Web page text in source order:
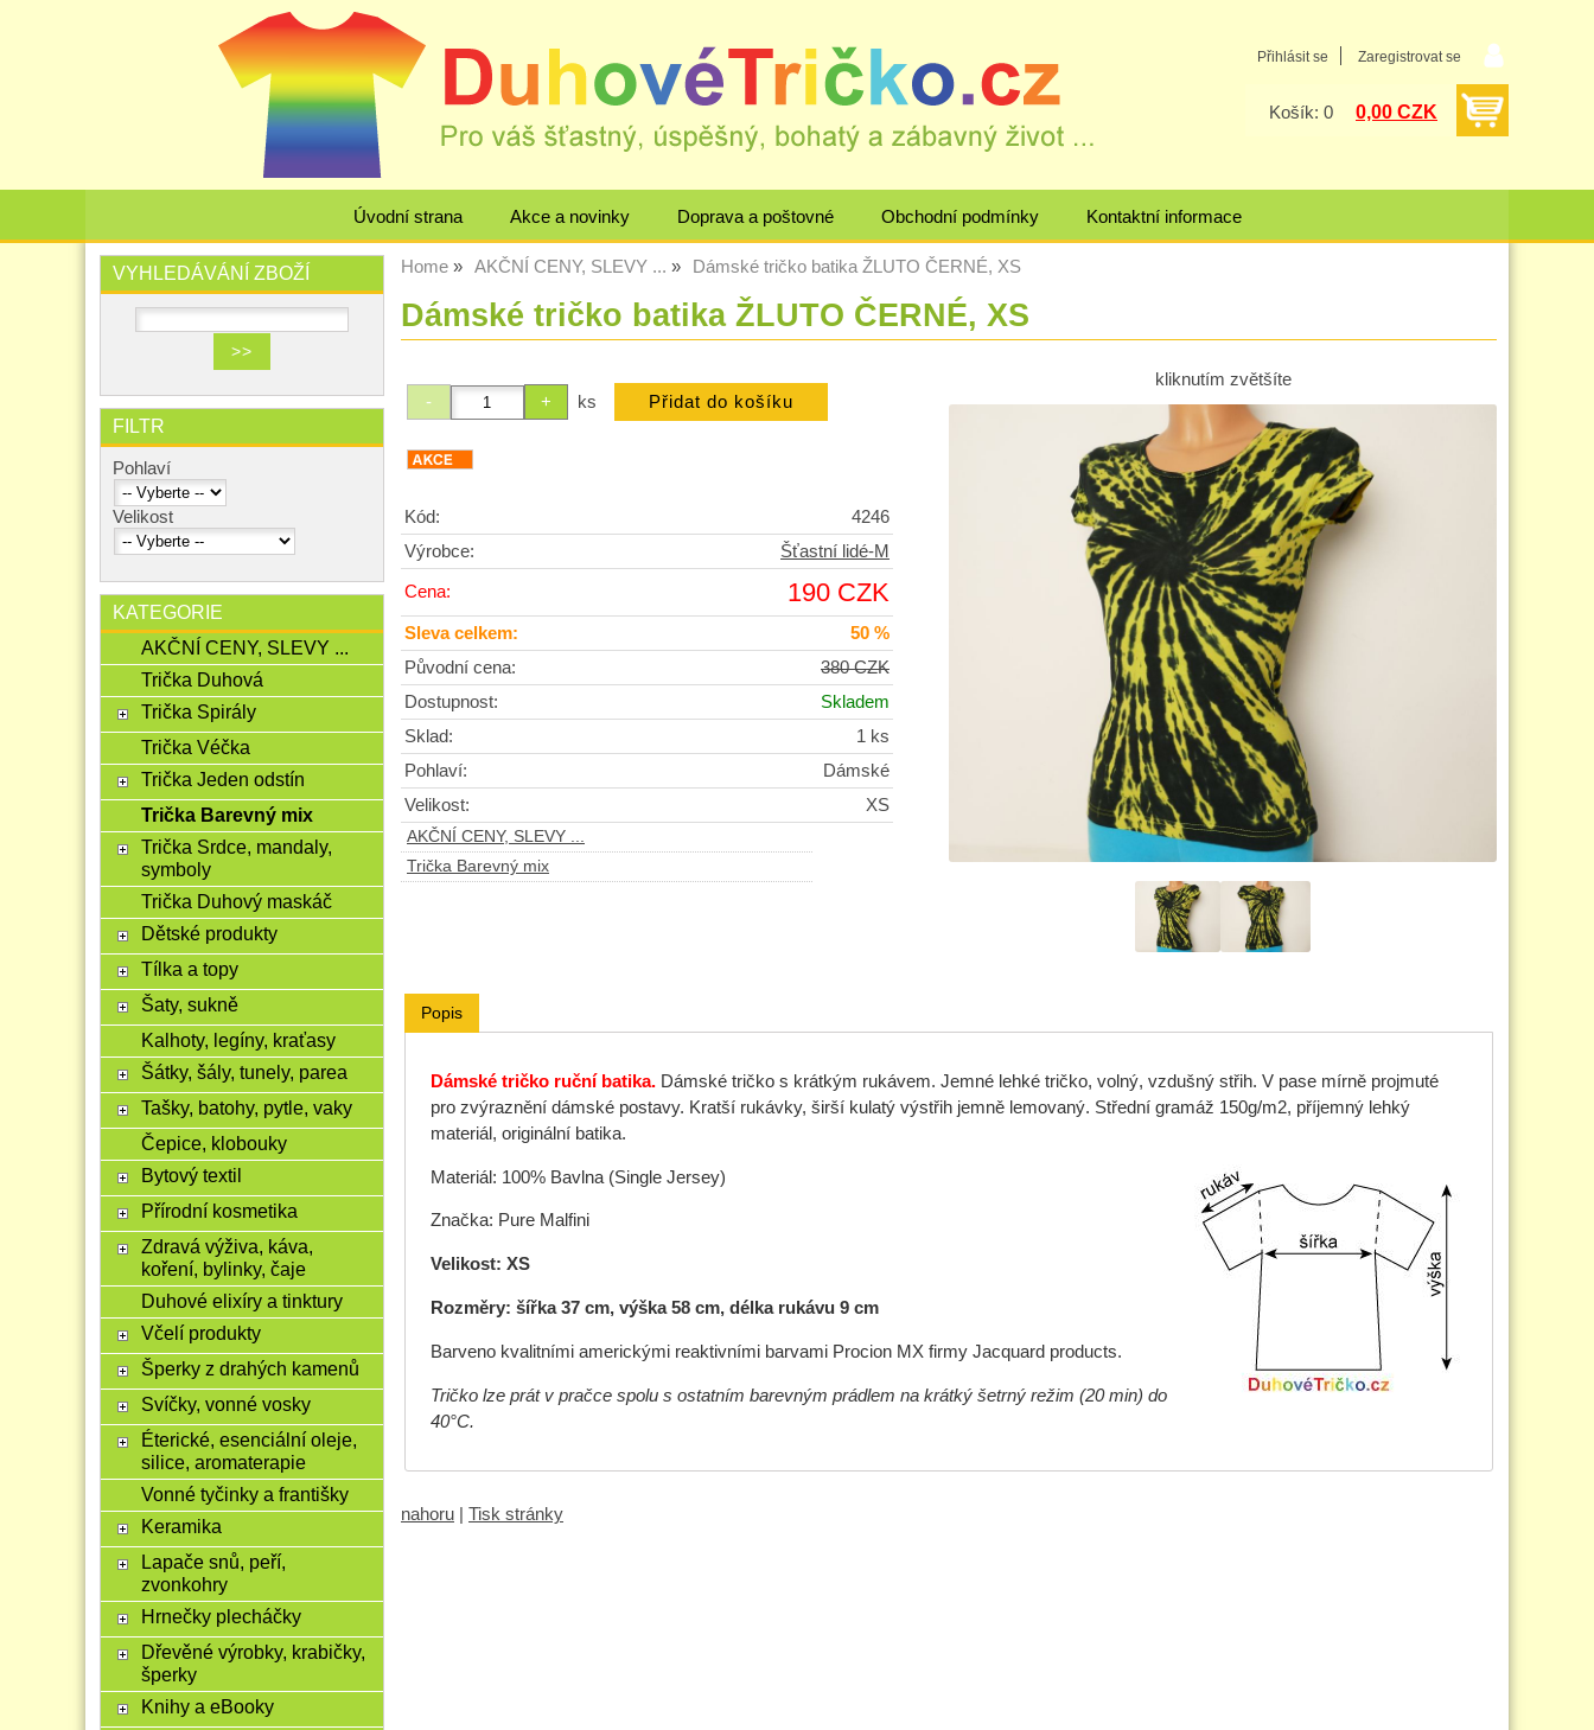
Přihlásit se Zaregistrovat se
Košík: 0 0,00 CZK
Úvodní strana Akce a novinky Doprava a poštovné Obchodní podmínky Kontaktní informace
Home AKČNÍ CENY, SLEVY ... Dámské tričko batika ŽLUTO ČERNÉ, XS
Dámské tričko batika ŽLUTO ČERNÉ, XS
kliknutím zvětšíte
ks
Kód:
4246
Výrobce:
Šťastní lidé-M
Cena: 190 CZK
Sleva celkem:
50 %
Původní cena:
380 CZK
Dostupnost:
Skladem
Sklad:
1 ks
Pohlaví:
Dámské
Velikost:
XS
AKČNÍ CENY, SLEVY ...
Trička Barevný mix
Popis
Dámské tričko ruční batika.Dámské tričko s krátkým rukávem. Jemné lehké tričko, volný, vzdušný střih. V pase mírně projmuté
pro zvýraznění dámské postavy. Kratší rukávky, širší kulatý výstřih jemně lemovaný. Střední gramáž 150g/m2, příjemný lehký
materiál, originální batika.
Materiál: 100% Bavlna (Single Jersey)
Značka: Pure Malfini
Velikost: XS
Rozměry: šířka 37 cm, výška 58 cm, délka rukávu 9 cm
Barveno kvalitními americkými reaktivními barvami Procion MX firmy Jacquard products.
Tričko lze prát v pračce spolu s ostatním barevným prádlem na krátký šetrný režim (20 min) do
40°C.
nahoru Tisk stránky
VYHLEDÁVÁNÍ ZBOŽÍ
FILTR
Pohlaví
Velikost
KATEGORIE
AKČNÍ CENY, SLEVY ...
Trička Duhová
Trička Spirály
Trička Véčka
Trička Jeden odstín
Trička Barevný mix
Trička Srdce, mandaly,
symboly
Trička Duhový maskáč
Dětské produkty
Tílka a topy
Šaty, sukně
Kalhoty, legíny, kraťasy
Šátky, šály, tunely, parea
Tašky, batohy, pytle, vaky
Čepice, klobouky
Bytový textil
Přírodní kosmetika
Zdravá výživa, káva,
koření, bylinky, čaje
Duhové elixíry a tinktury
Včelí produkty
Šperky z drahých kamenů
Svíčky, vonné vosky
Éterické, esenciální oleje,
silice, aromaterapie
Vonné tyčinky a františky
Keramika
Lapače snů, peří,
zvonkohry
Hrnečky plecháčky
Dřevěné výrobky, krabičky,
šperky
Knihy a eBooky